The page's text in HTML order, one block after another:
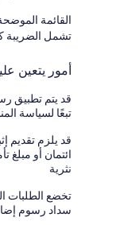
القائمة
تشمل الضريبة
أمور يتعين
قد يتم تطبيق
تبعًا لسياسة
قد يلزم تقديم
ائتمان أو
نثرية
تخضع الطلبات
سداد رسوم